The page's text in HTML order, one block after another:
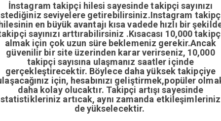
İnstagram takipçi hilesi sayesinde takipçi sayınızı
seviyelere getirebilirsiniz.Instagram
en büyük avantajı kısa vadede hızlı bir
sayınızı arttırabilirsiniz .Kısacası 10,000
almak için çok uzun süre beklemeniz gerekir.Ancak
güvenilir bir site üzerinden karar verirseniz, 10,000
takipçi sayısına ulaşmanız saatler içinde
gerçekleştirecektir. Böylece daha yüksek takipçiye
için, hesabınızı geliştirmek,popüler
daha kolay olucaktır. Takipçi artışı sayesinde
artıcak, aynı zamanda
de yükselecektir.